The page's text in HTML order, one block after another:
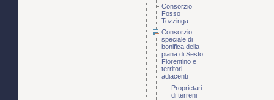
Consorzio
Fosso
Tozzinga
Consorzio
speciale di
bonifica della
piana di Sesto
Fiorentino e
territori
adiacenti
Proprietari
di terreni